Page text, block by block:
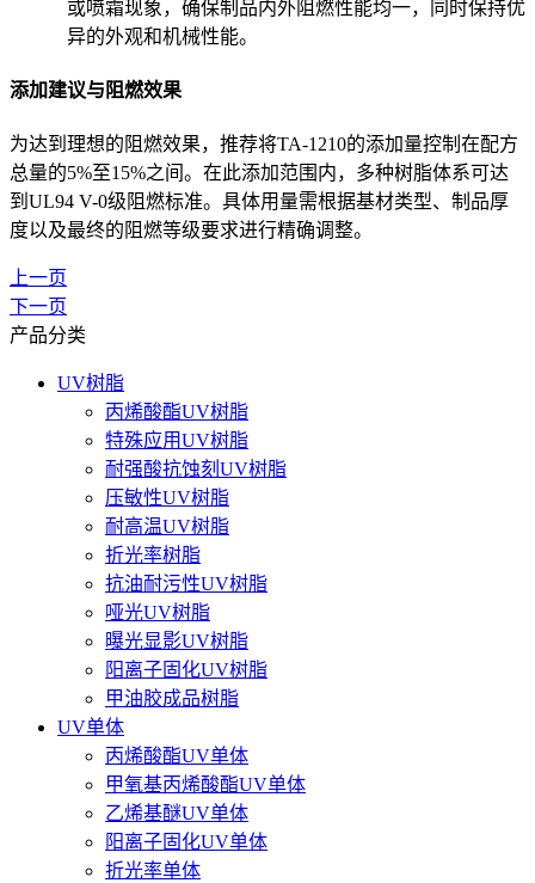
或喷霜现象，确保制品内外阻燃性能均一，同时保持优
异的外观和机械性能。
添加建议与阻燃效果
为达到理想的阻燃效果，推荐将TA-1210的添加量控制在配方
总量的5%至15%之间。在此添加范围内，多种树脂体系可达
到UL94 V-0级阻燃标准。具体用量需根据基材类型、制品厚
度以及最终的阻燃等级要求进行精确调整。
上一页
下一页
产品分类
UV树脂
丙烯酸酯UV树脂
特殊应用UV树脂
耐强酸抗蚀刻UV树脂
压敏性UV树脂
耐高温UV树脂
折光率树脂
抗油耐污性UV树脂
哑光UV树脂
曝光显影UV树脂
阳离子固化UV树脂
甲油胶成品树脂
UV单体
丙烯酸酯UV单体
甲氧基丙烯酸酯UV单体
乙烯基醚UV单体
阳离子固化UV单体
折光率单体